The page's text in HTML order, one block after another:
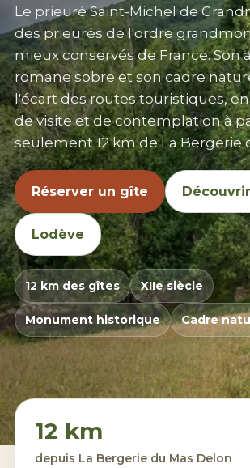
Le prieuré Saint-Michel de
des prieurés de l'ordre
mieux conservés de France. Son
romane sobre et son cadre
l'écart des routes touristiques,
de visite et de contemplation à
seulement 12 km de La Bergerie
Réserver un gîte
Lodève
12 km des gîtes XIIe siècle
Monument historique Cadre
12 km
depuis La Bergerie du Mas Delon